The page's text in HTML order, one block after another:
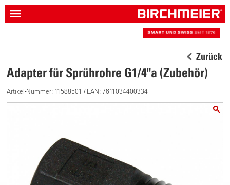
Zurück
Adapter für Sprührohre G1/4"a (Zubehör)
Artikel-Nummer: 11588501 / EAN: 7611034400334